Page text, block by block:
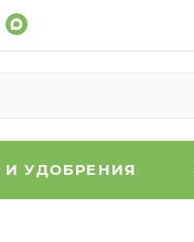
И УДОБРЕНИЯ